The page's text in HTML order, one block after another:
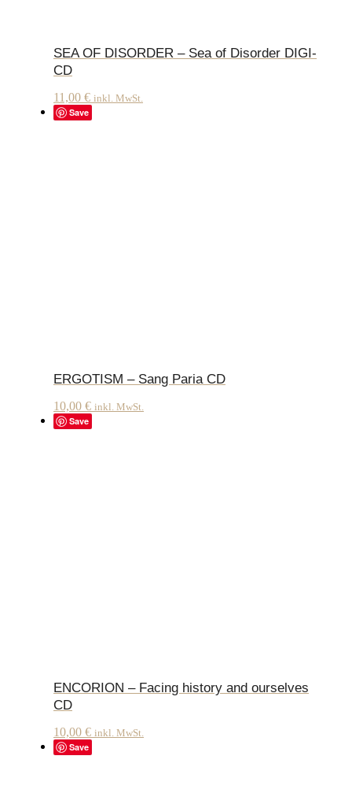
SEA OF DISORDER – Sea of Disorder DIGI-
CD
11,00 € inkl. MwSt.
Save
ERGOTISM – Sang Paria CD
10,00 € inkl. MwSt.
Save
ENCORION – Facing history and ourselves
CD
10,00 € inkl. MwSt.
Save